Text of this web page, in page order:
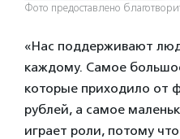
Фото предоставлено
«Нас поддерживают
каждому. Самое
которые приходило от
рублей, а самое
играет роли, потому